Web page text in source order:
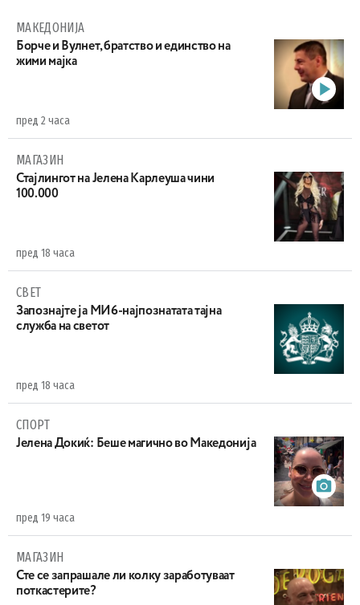
МАКЕДОНИЈА
Борче и Вулнет, братство и единство на
жими мајка
пред 2 часа
МАГАЗИН
Стајлингот на Јелена Карлеуша чини
100.000
пред 18 часа
СВЕТ
Запознајте ја МИ6-најпознатата тајна
служба на светот
пред 18 часа
СПОРТ
Јелена Докиќ: Беше магично во Македонија
пред 19 часа
МАГАЗИН
Сте се запрашале ли колку заработуваат
поткастерите?